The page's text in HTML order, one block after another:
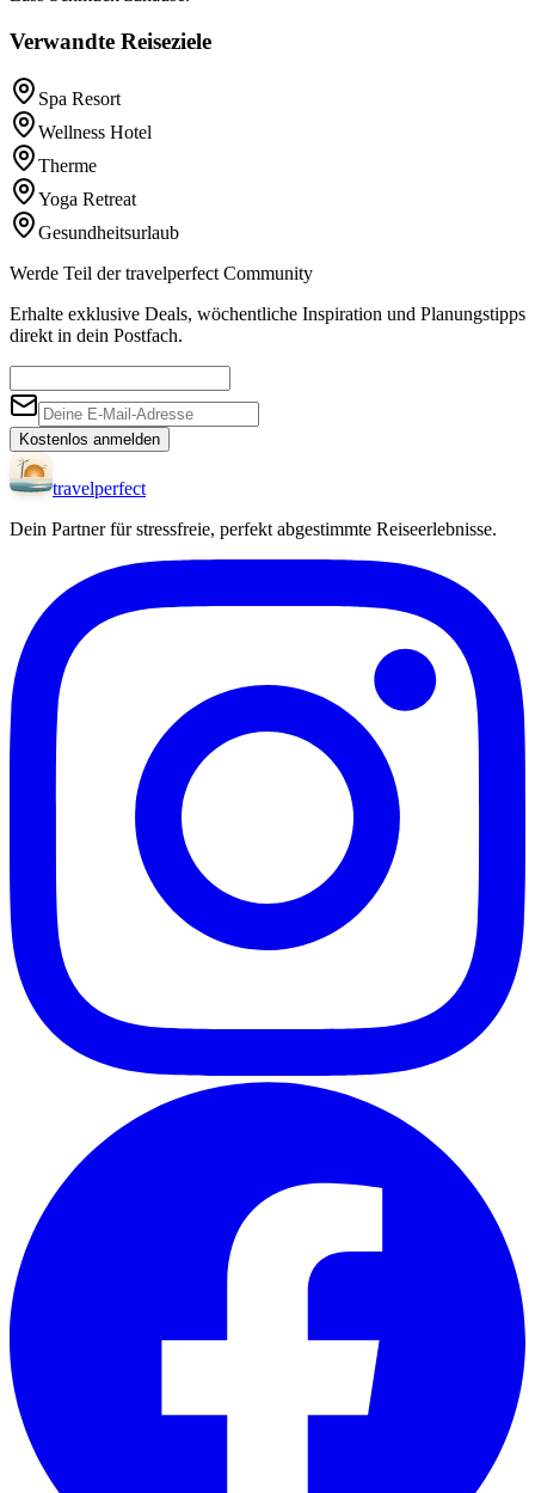
Verwandte Reiseziele
Spa Resort
Wellness Hotel
Therme
Yoga Retreat
Gesundheitsurlaub
Werde Teil der travelperfect Community
Erhalte exklusive Deals, wöchentliche Inspiration und Planungstipps
direkt in dein Postfach.
Kostenlos anmelden
travelperfect
Dein Partner für stressfreie, perfekt abgestimmte Reiseerlebnisse.